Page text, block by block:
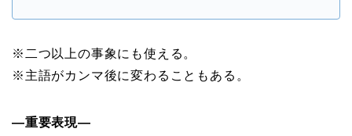
※二つ以上の事象にも使える。
※主語がカンマ後に変わることもある。
―重要表現―